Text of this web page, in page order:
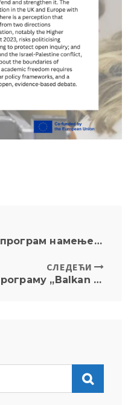
Пријава за Фулбрат програм намењен докторантима уписаним на Универзитет у Београду
СЛЕДЕЋИ
Позив за учешће у програму „Balkan Dialogue – 2026“